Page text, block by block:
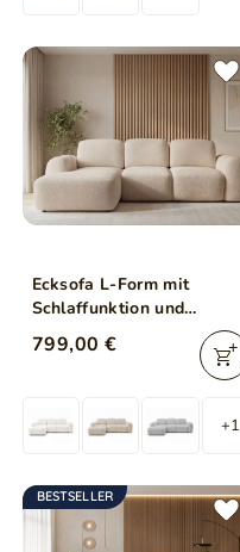
Ecksofa L-Form mit
Schlaffunktion und
Bettkasten Avelin Links
Beige
799,00 €
+1
BESTSELLER